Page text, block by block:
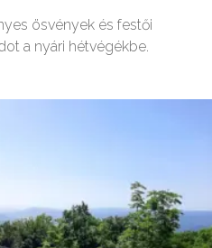
ösvények és festői
a nyári hétvégékbe.